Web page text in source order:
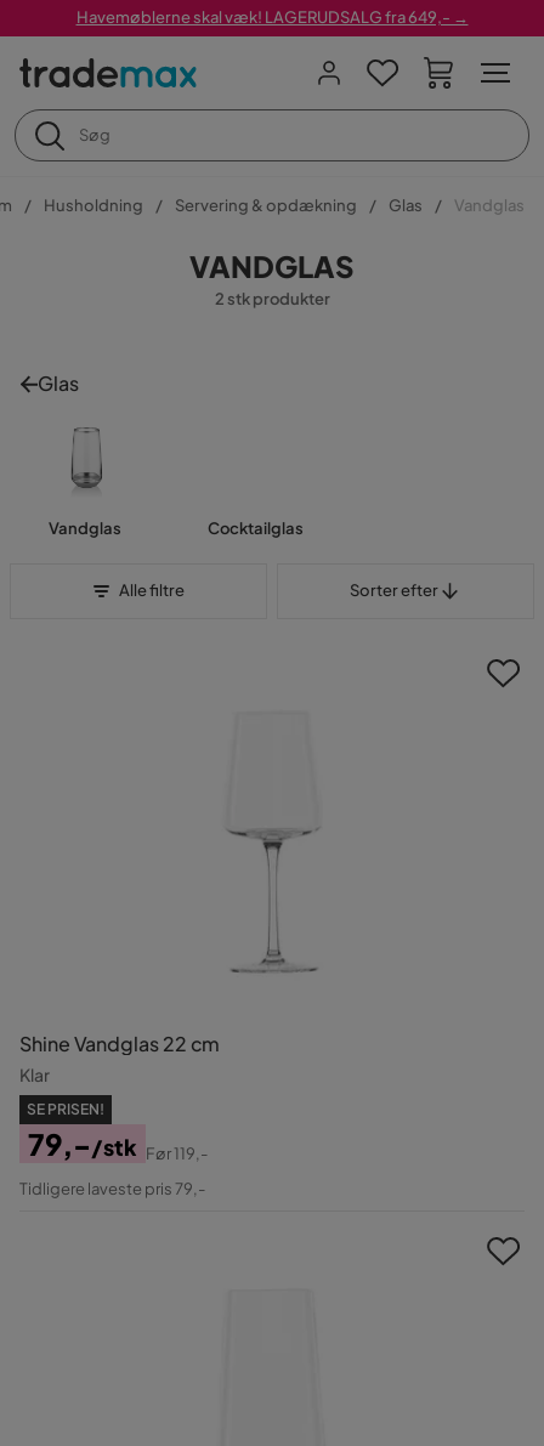
Havemøblerne skal væk! LAGERUDSALG fra 649,- →
Husholdning Servering & opdækning Glas Vandglas
VANDGLAS
2 stk produkter
Glas
Vandglas Cocktailglas
Alle filtre Sorter efter
Shine Vandglas 22 cm
Klar
SE PRISEN!
Pris
79,-/stk
Original
Før119,-
Tidligere laveste pris 79,-